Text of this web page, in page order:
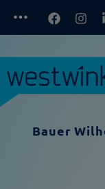
Facebook
Bauer